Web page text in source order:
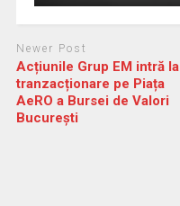
Newer Post
Acțiunile Grup EM intră la
tranzacționare pe Piața
AeRO a Bursei de Valori
București